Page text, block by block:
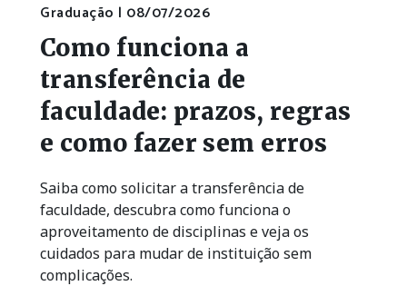
Graduação | 08/07/2026
Como funciona a
transferência de
faculdade: prazos, regras
e como fazer sem erros
Saiba como solicitar a transferência de
faculdade, descubra como funciona o
aproveitamento de disciplinas e veja os
cuidados para mudar de instituição sem
complicações.